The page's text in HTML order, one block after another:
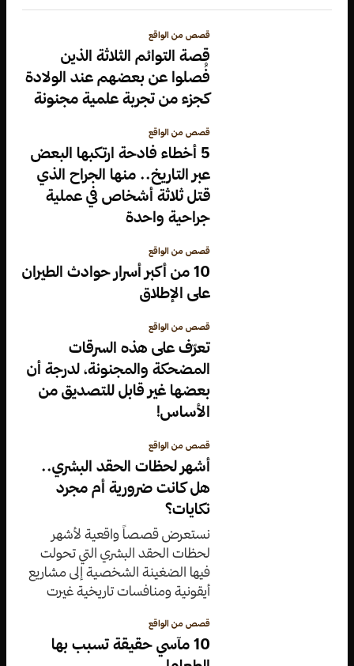
قصص من الواقع
قصة التوائم الثلاثة الذين
فُصلوا عن بعضهم عند الولادة
كجزء من تجربة علمية مجنونة
قصص من الواقع
5 أخطاء فادحة ارتكبها البعض
عبر التاريخ.. منها الجراح الذي
قتل ثلاثة أشخاص في عملية
جراحية واحدة
قصص من الواقع
10 من أكبر أسرار حوادث الطيران
على الإطلاق
قصص من الواقع
تعرّف على هذه السرقات
المضحكة والمجنونة، لدرجة أن
بعضها غير قابل للتصديق من
الأساس!
قصص من الواقع
أشهر لحظات الحقد البشري..
هل كانت ضرورية أم مجرد
نكايات؟
نستعرض قصصاً واقعية لأشهر
لحظات الحقد البشري التي تحولت
فيها الضغينة الشخصية إلى مشاريع
أيقونية ومنافسات تاريخية غيرت
والرياضة والصناعة.
قصص من الواقع
10 مآسي حقيقة تسبب بها